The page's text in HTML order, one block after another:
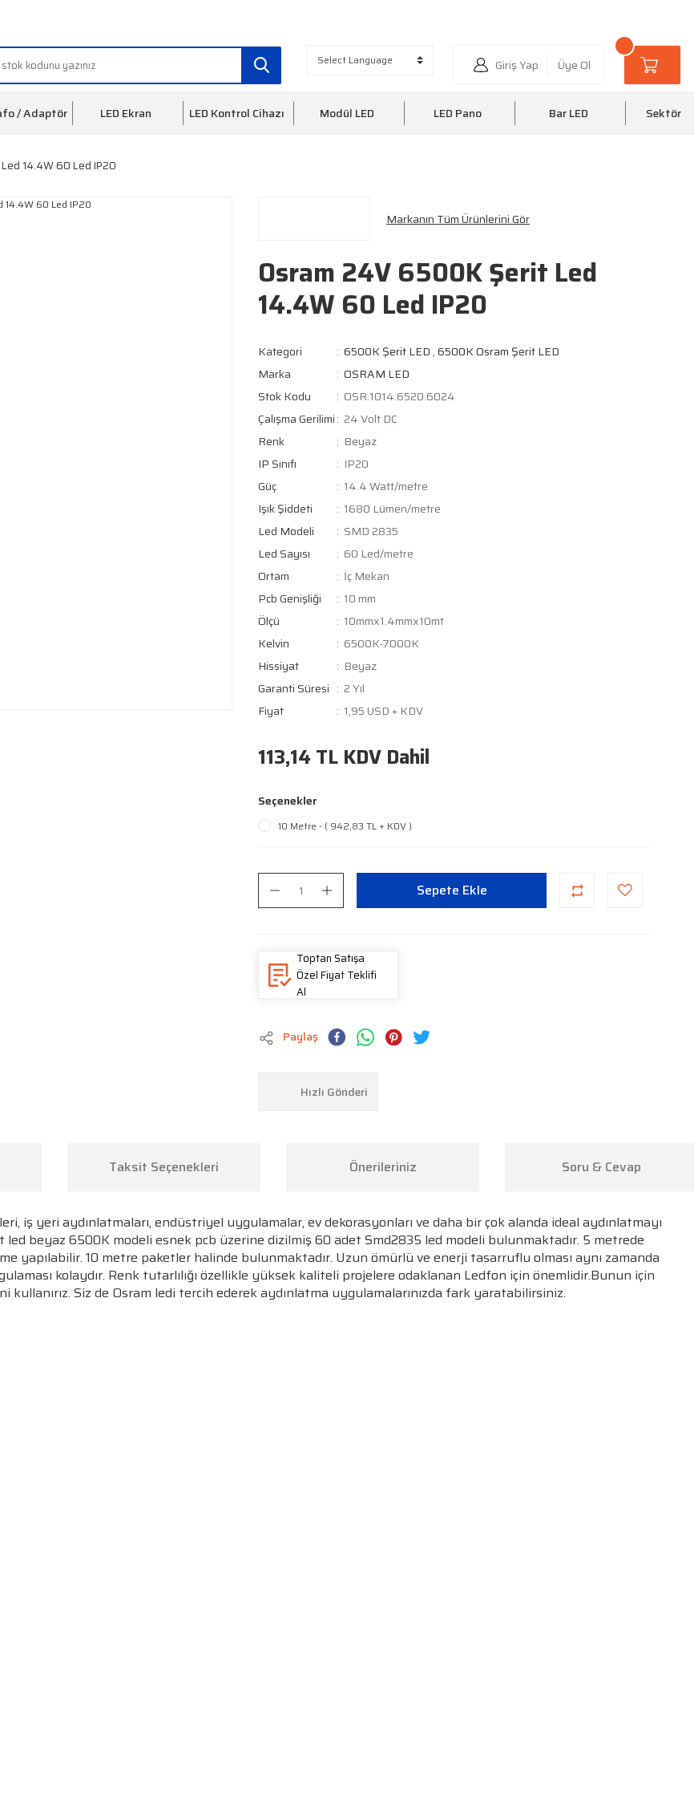
Giriş Yap Üye Ol
/ Adaptör LED Ekran LED Kontrol Cihazı Modül LED LED Pano Bar LED Sektörel
14.4W 60 Led IP20
Markanın Tüm Ürünlerini Gör
Osram 24V 6500K Şerit Led
14.4W 60 Led IP20
Kategori 6500K Şerit LED ,6500K Osram Şerit LED
Marka
OSRAM LED
Stok Kodu
OSR.1014.6520.6024
Çalışma Gerilimi 24 Volt DC
Renk
Beyaz
IP Sınıfı
IP20
Güç
14.4 Watt/metre
Işık Şiddeti
1680 Lümen/metre
Led Modeli
SMD 2835
Led Sayısı
60 Led/metre
Ortam
İç Mekan
Pcb Genişliği
10 mm
Ölçü
10mmx1.4mmx10mt
Kelvin
6500K-7000K
Hissiyat
Beyaz
Garanti Süresi
2 Yıl
Fiyat
1,95 USD + KDV
113,14 TL KDV Dahil
Seçenekler
10 Metre - ( 942,83 TL + KDV )
Sepete Ekle
Toptan Satışa
Özel Fiyat Teklifi
Al
Paylaş
Hızlı Gönderi
Taksit Seçenekleri Önerileriniz Soru & Cevap
iş yeri aydınlatmaları, endüstriyel uygulamalar, ev dekorasyonları ve daha bir çok alanda ideal aydınlatmayı
beyaz 6500K modeli esnek pcb üzerine dizilmiş 60 adet Smd2835 led modeli bulunmaktadır. 5 metrede
yapılabilir. 10 metre paketler halinde bulunmaktadır. Uzun ömürlü ve enerji tasarruflu olması aynı zamanda
kolaydır. Renk tutarlılığı özellikle yüksek kaliteli projelere odaklanan Ledfon için önemlidir.Bunun için
kullanırız. Siz de Osram ledi tercih ederek aydınlatma uygulamalarınızda fark yaratabilirsiniz.